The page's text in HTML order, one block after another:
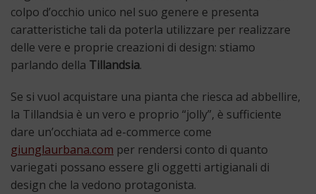
colpo d’occhio unico nel suo genere e presenta
caratteristiche tali da poterla utilizzare per realizzare
delle vere e proprie creazioni di design: stiamo
parlando della Tillandsia.
Se si vuol acquistare una pianta che riesca ad abbellire,
la Tillandsia è un vero e proprio “jolly”, è sufficiente
dare un’occhiata ad e-commerce come
giunglaurbana.com per rendersi conto di quanto
variegati possano essere gli oggetti artigianali di
design che la vedono protagonista.